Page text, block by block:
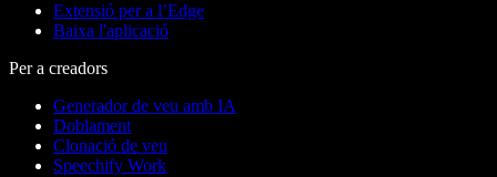
Extensió per a l’Edge
Baixa l'aplicació
Per a creadors
Generador de veu amb IA
Doblament
Clonació de veu
Speechify Work